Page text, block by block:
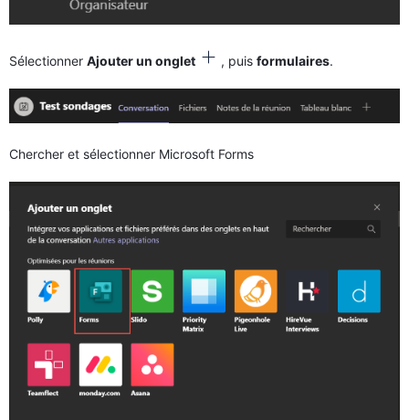
Sélectionner Ajouter un onglet , puis formulaires.
Chercher et sélectionner Microsoft Forms